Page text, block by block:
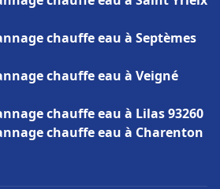
chauffe eau à Septèmes
chauffe eau à Veigné
chauffe eau à Lilas 93260
chauffe eau à Charenton